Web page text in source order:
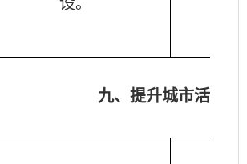
九、提升城市活力